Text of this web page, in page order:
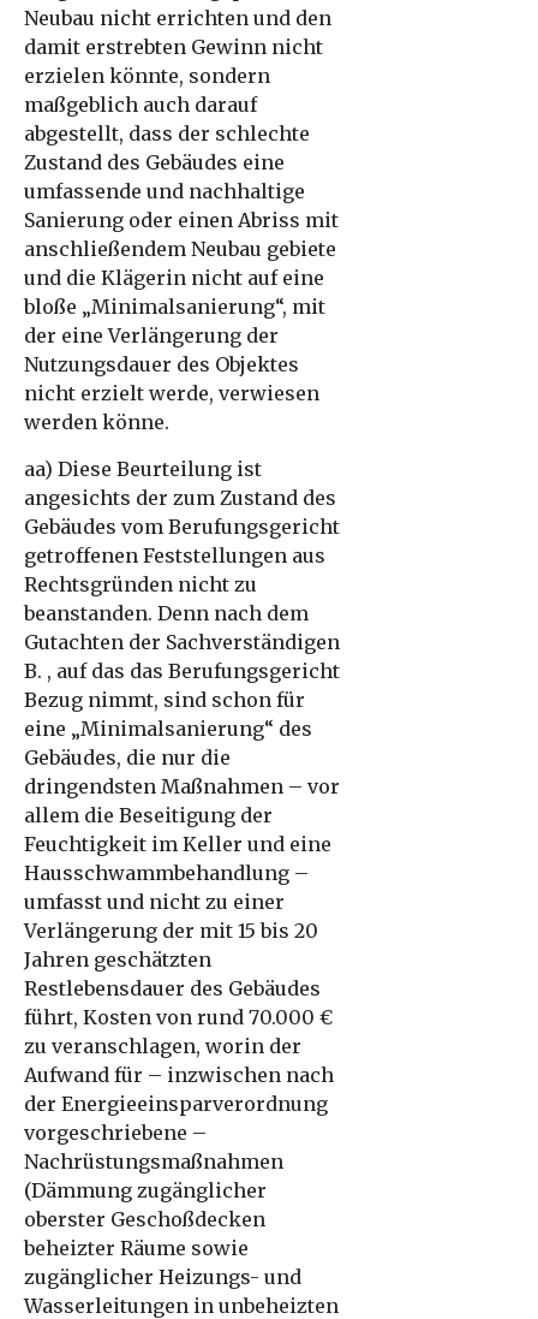
Neubau nicht errichten und den
damit erstrebten Gewinn nicht
erzielen könnte, sondern
maßgeblich auch darauf
abgestellt, dass der schlechte
Zustand des Gebäudes eine
umfassende und nachhaltige
Sanierung oder einen Abriss mit
anschließendem Neubau gebiete
und die Klägerin nicht auf eine
bloße „Minimalsanierung“, mit
der eine Verlängerung der
Nutzungsdauer des Objektes
nicht erzielt werde, verwiesen
werden könne.
aa) Diese Beurteilung ist
angesichts der zum Zustand des
Gebäudes vom Berufungsgericht
getroffenen Feststellungen aus
Rechtsgründen nicht zu
beanstanden. Denn nach dem
Gutachten der Sachverständigen
B. , auf das das Berufungsgericht
Bezug nimmt, sind schon für
eine „Minimalsanierung“ des
Gebäudes, die nur die
dringendsten Maßnahmen – vor
allem die Beseitigung der
Feuchtigkeit im Keller und eine
Hausschwammbehandlung –
umfasst und nicht zu einer
Verlängerung der mit 15 bis 20
Jahren geschätzten
Restlebensdauer des Gebäudes
führt, Kosten von rund 70.000 €
zu veranschlagen, worin der
Aufwand für – inzwischen nach
der Energieeinsparverordnung
vorgeschriebene –
Nachrüstungsmaßnahmen
(Dämmung zugänglicher
oberster Geschoßdecken
beheizter Räume sowie
zugänglicher Heizungs- und
Wasserleitungen in unbeheizten